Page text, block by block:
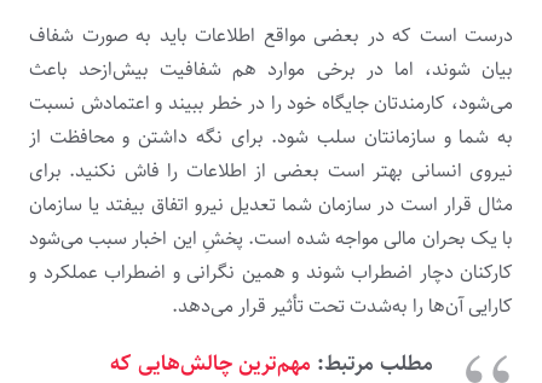
درست است که در بعضی مواقع اطلاعات باید به صورت شفاف
بیان شوند، اما در برخی موارد هم شفافیت بیش‌ازحد باعث
می‌شود، کارمندتان جایگاه خود را در خطر ببیند و اعتمادش نسبت
به شما و سازمانتان سلب شود. برای نگه داشتن و محافظت از
نیروی انسانی بهتر است بعضی از اطلاعات را فاش نکنید. برای
مثال قرار است در سازمان شما تعدیل نیرو اتفاق بیفتد یا سازمان
با یک بحران مالی مواجه شده است. پخشِ این اخبار سبب می‌شود
کارکنان دچار اضطراب شوند و همین نگرانی و اضطراب عملکرد و
کارایی آن‌ها را به‌شدت تحت تأثیر قرار می‌دهد.
مطلب مرتبط: مهم‌ترین چالش‌هایی که